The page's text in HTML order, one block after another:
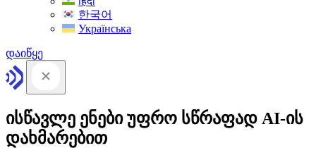
한국어
Українська
დაიწყე
ისწავლე ენები უფრო სწრაფად AI-ის
დახმარებით